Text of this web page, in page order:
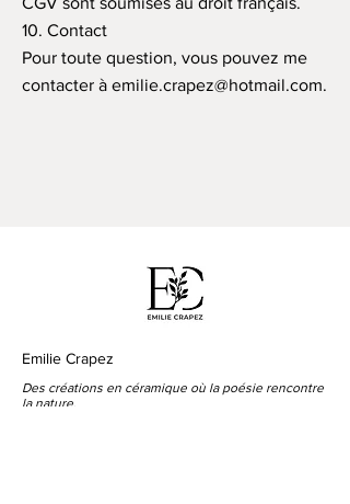
10. Contact
Pour toute question, vous pouvez me
contacter à emilie.crapez@hotmail.com.
Emilie Crapez
Des créations en céramique où la poésie rencontre
la nature.